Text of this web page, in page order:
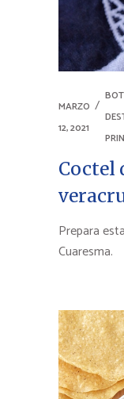
MARZO
12, 2021
Coctel
Prepara
Cuaresma.